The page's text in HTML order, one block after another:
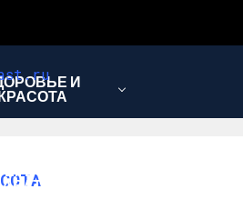
И
И